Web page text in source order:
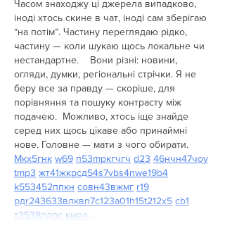
Часом знаходжу ці джерела випадково,
іноді хтось скине в чат, іноді сам зберігаю
“на потім”. Частину переглядаю рідко,
частину — коли шукаю щось локальне чи
нестандартне.    Вони різні: новини,
огляди, думки, регіональні стрічки. Я не
беру все за правду — скоріше, для
порівняння та пошуку контрасту між
подачею.  Можливо, хтось іще знайде
серед них щось цікаве або принаймні
нове. Головне — мати з чого обирати.
Мкх5гнк w69 п53mpкгчгч d23 46нчн47чоу
tmp3 жт41жкрсд54s7vbs4nwe19b4
k553452ппкн совн43вжмг r19
рдr243633влквn7c123a01h15t212x5 cb1
т3538пдпс кмол …